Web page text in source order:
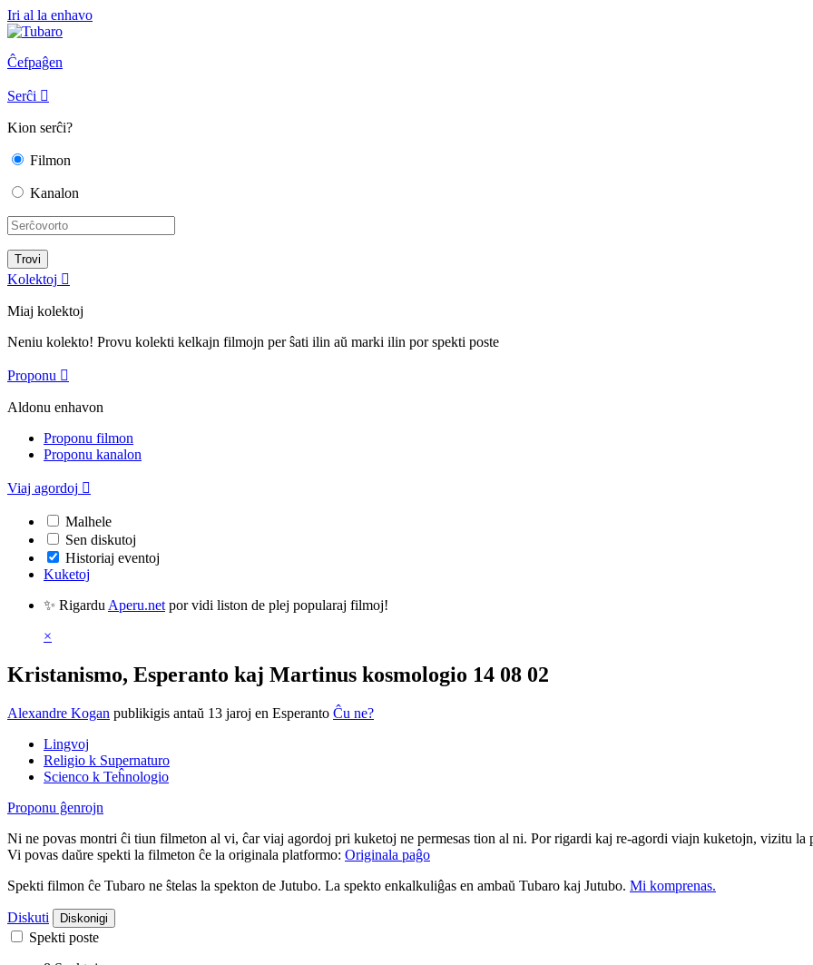
Iri al la enhavo
Ĉefpaĝen
Serĉi 
Kion serĉi?
Filmon
Kanalon
Kolektoj 
Miaj kolektoj
Neniu kolekto! Provu kolekti kelkajn filmojn per ŝati ilin aŭ marki ilin por spekti poste
Proponu 
Aldonu enhavon
Proponu filmon
Proponu kanalon
Viaj agordoj 
Malhele
Sen diskutoj
Historiaj eventoj
Kuketoj
✨ Rigardu Aperu.net por vidi liston de plej popularaj filmoj!
×
Kristanismo, Esperanto kaj Martinus kosmologio 14 08 02
Alexandre Kogan publikigis antaŭ 13 jaroj en Esperanto Ĉu ne?
Lingvoj
Religio k Supernaturo
Scienco k Teĥnologio
Proponu ĝenrojn
Ni ne povas montri ĉi tiun filmeton al vi, ĉar viaj agordoj pri kuketoj ne permesas tion al ni. Por rigardi kaj re-agordi viajn kuketojn, vizitu la
Vi povas daŭre spekti la filmeton ĉe la originala platformo: Originala paĝo
Spekti filmon ĉe Tubaro ne ŝtelas la spekton de Jutubo. La spekto enkalkuliĝas en ambaŭ Tubaro kaj Jutubo. Mi komprenas.
Diskuti Diskonigi
Spekti poste